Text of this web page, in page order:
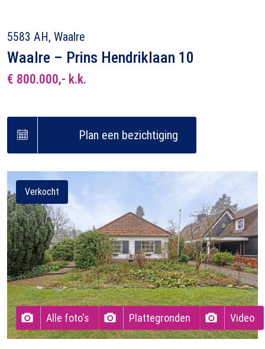
5583 AH, Waalre
Waalre – Prins Hendriklaan 10
€ 800.000,- k.k.
Plan een bezichtiging
Verkocht
Alle foto's Plattegronden Video